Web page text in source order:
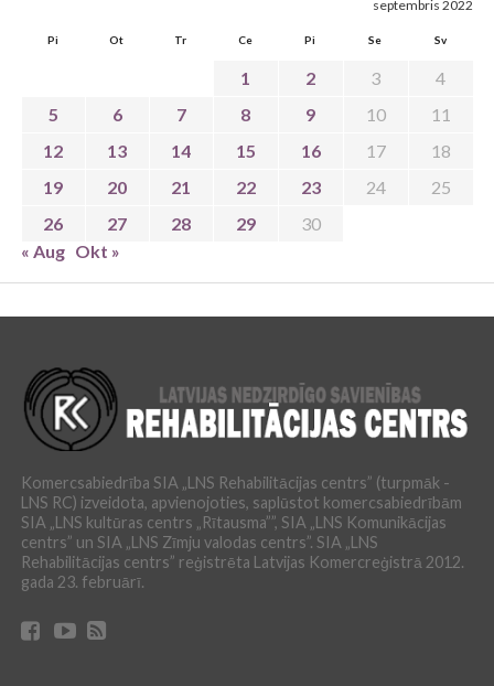
septembris 2022
Pi Ot Tr Ce Pi Se Sv
1 2 3
4
5
6 7 8 9 10
11
12
13 14 15 16 17
18
19
20 21 22 23 24
25
26
27 28 29
30
« Aug Okt »
Komercsabiedrība SIA „LNS Rehabilitācijas centrs” (turpmāk -
LNS RC) izveidota, apvienojoties, saplūstot komercsabiedrībām
SIA „LNS kultūras centrs „Rītausma””, SIA „LNS Komunikācijas
centrs” un SIA „LNS Zīmju valodas centrs”. SIA „LNS
Rehabilitācijas centrs” reģistrēta Latvijas Komercreģistrā 2012.
gada 23. februārī.